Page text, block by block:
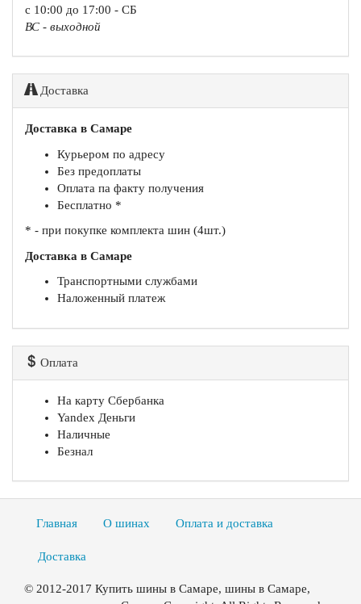
с 10:00 до 17:00 - СБ
ВС - выходной
Доставка
Доставка в Самаре
Курьером по адресу
Без предоплаты
Оплата па факту получения
Бесплатно *
* - при покупке комплекта шин (4шт.)
Доставка в Самаре
Транспортными службами
Наложенный платеж
Оплата
На карту Сбербанка
Yandex Деньги
Наличные
Безнал
Главная О шинах Оплата и доставка
Доставка
© 2012-2017 Купить шины в Самаре, шины в Самаре,